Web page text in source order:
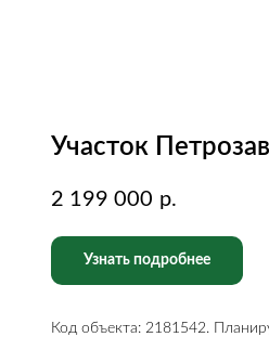
Участок
2 199 000 р.
Узнать подробнее
Код объекта: 2181542.